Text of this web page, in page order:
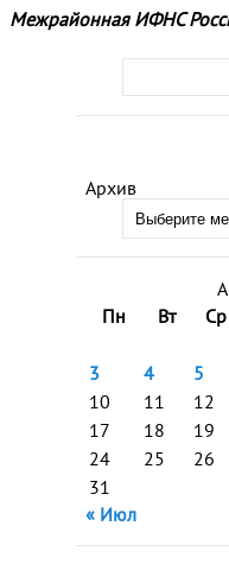
Архив
Пн
Вт Ср
3
4 5
10
11 12
17
18 19
24
25 26
31
« Июл
Межрайонная ИФНС